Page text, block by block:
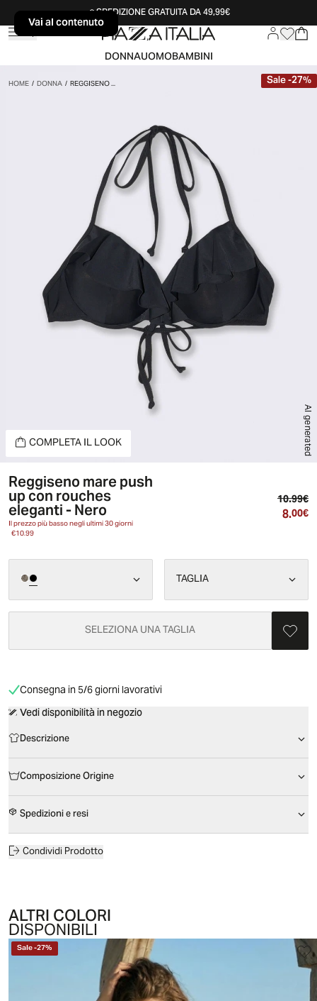
Vai al contenutoSPEDIZIONE GRATUITA DA 49,99€
DONNAUOMOBAMBINI
HOME/DONNA/REGGISENO ...
AI generated
COMPLETA IL LOOK
Sale-27%
Reggiseno mare push
up con rouches
eleganti - Nero
Il prezzo più basso negli ultimi 30 giorni
€10.99
10.99€
8.00€
TAGLIA
SELEZIONA UNA TAGLIA
Consegna in 5/6 giorni lavorativi
Vedi disponibilità in negozio
Descrizione
Composizione Origine
Spedizioni e resi
Condividi Prodotto
ALTRI COLORI
DISPONIBILI
Sale-27%
Vai al contenuto